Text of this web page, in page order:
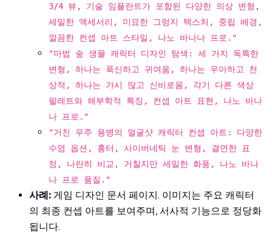
3/4 뷰, 기술 임플란트가 포함된 다양한 의상 변형,
세밀한 액세서리, 미묘한 그렁지 텍스처, 중립 배경,
깔끔한 컨셉 아트 스타일, 나노 바나나 프로."
"마법 숲 생물 캐릭터 디자인 탐색: 세 가지 독특한
변형, 하나는 푹신하고 귀여움, 하나는 우아하고 천
상적, 하나는 가시 많고 신비로움, 각기 다른 색상
팔레트와 해부학적 특징, 컨셉 아트 표현, 나노 바나
나 프로."
"거친 우주 용병의 얼굴샷 캐릭터 컨셉 아트: 다양한
수염 옵션, 흉터, 사이버네틱 눈 변형, 결연한 표
정, 나란히 비교, 거칠지만 세밀한 화풍, 나노 바나
나 프로 품질."
사례: 게임 디자인 문서 페이지. 이미지는 주요 캐릭터
의 최종 컨셉 아트를 보여주며, 서사적 기능으로 정당화
됩니다.